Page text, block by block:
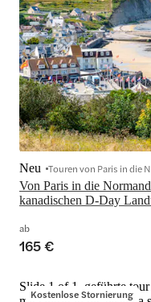
Von Paris in die
kanadischen D-Day
Neu Touren von Paris in die
ab
165 €
Kostenlose Stornierung
Slide 1 of 1, geführte